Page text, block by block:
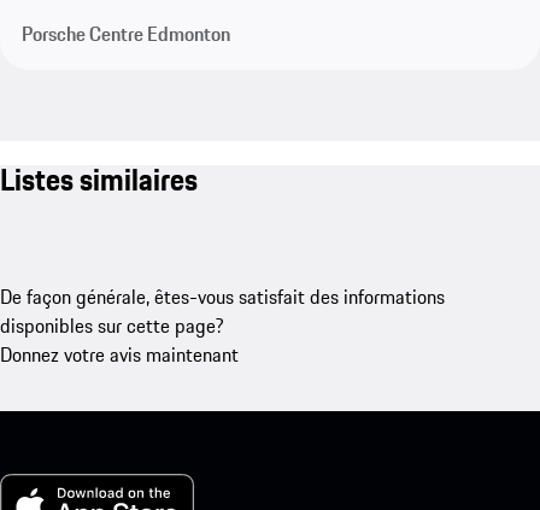
Porsche Centre Edmonton
Listes similaires
De façon générale, êtes-vous satisfait des informations
disponibles sur cette page?
Donnez votre avis maintenant